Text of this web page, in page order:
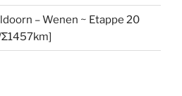
– Wenen ~ Etappe 20